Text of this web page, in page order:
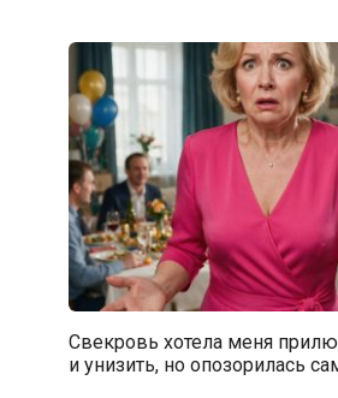
Свекровь хотела меня
и унизить, но опозорилась